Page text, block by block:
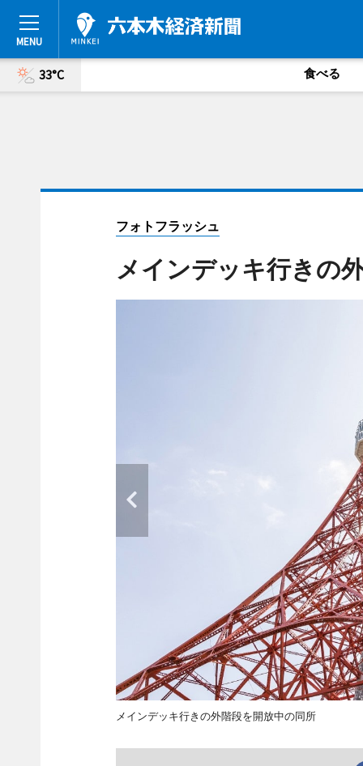
33°C 食べる
フォトフラッシュ
メインデッキ行きの
メインデッキ行きの外階段を開放中の同所